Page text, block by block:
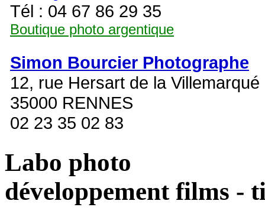
Tél : 04 67 86 29 35
Boutique photo argentique
Simon Bourcier Photographe
12, rue Hersart de la Villemarqué
35000 RENNES
02 23 35 02 83
Labo photo
développement films -